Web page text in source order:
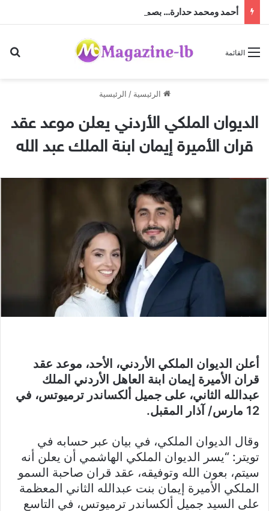
القائمة
الرئيسية / الرئيسية
الديوان الملكي الأردني يعلن موعد عقد
قران الأميرة إيمان ابنة الملك عبد الله
أعلن الديوان الملكي الأردني، الأحد، موعد عقد
قران الأميرة إيمان ابنة العاهل الأردني الملك
عبدالله الثاني، على جميل ألكساندر ترميوتس، في
12 مارس/ آذار المقبل.
وقال الديوان الملكي، في بيان عبر حسابه في
تويتر: “يسر الديوان الملكي الهاشمي أن يعلن أنه
سيتم، بعون الله وتوفيقه، عقد قران صاحبة السمو
الملكي الأميرة إيمان بنت عبدالله الثاني المعظمة
على السيد جميل ألكساندر ترميوتس، في التاسع